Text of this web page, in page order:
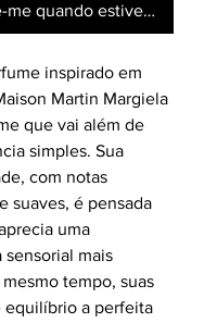
me quando estiver
inspirado em
Martin Margiela
que vai além de
simples. Sua
com notas
suaves, é pensada
uma
mais
tempo, suas
equilíbrio a perfeita